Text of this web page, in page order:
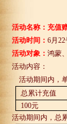
活动名称：充值
活动时间： 6月 22
活动对象： 鸿蒙
活动内容：
活动期间内，
总累计充值
100元
活动期间内，总